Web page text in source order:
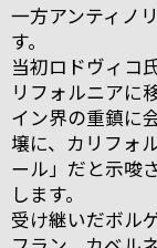
一方アンティノ
す。
当初ロドヴィコ
リフォルニアに
イン界の重鎮に
壌に、カリフォ
ール」だと示唆
します。
受け継いだボル